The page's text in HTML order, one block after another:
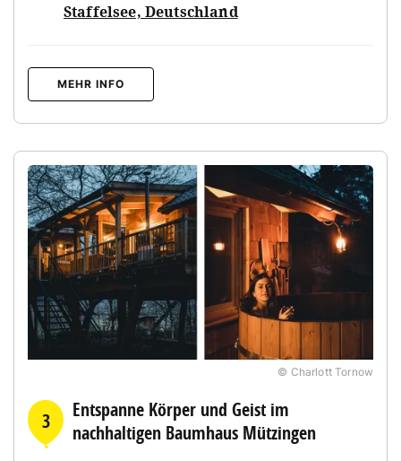
Staffelsee, Deutschland
MEHR INFO
© Charlott Tornow
3
Entspanne Körper und Geist im
nachhaltigen Baumhaus Mützingen